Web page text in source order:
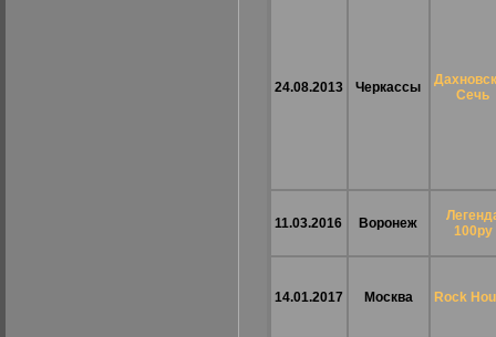
24.08.2013 Черкассы
Cечь
11.03.2016 Воронеж
100ру
14.01.2017 Москва Rock